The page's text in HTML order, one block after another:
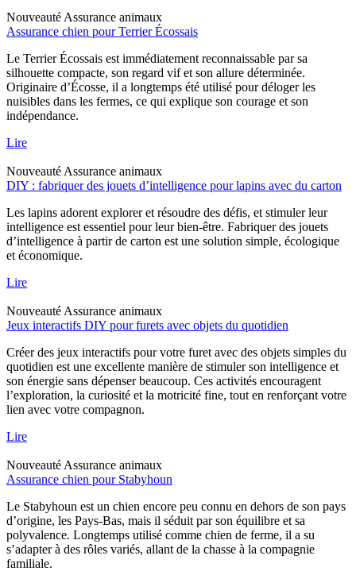
Nouveauté Assurance animaux
Assurance chien pour Terrier Écossais
Le Terrier Écossais est immédiatement reconnaissable par sa
silhouette compacte, son regard vif et son allure déterminée.
Originaire d’Écosse, il a longtemps été utilisé pour déloger les
nuisibles dans les fermes, ce qui explique son courage et son
indépendance.
Lire
Nouveauté Assurance animaux
DIY : fabriquer des jouets d’intelligence pour lapins avec du carton
Les lapins adorent explorer et résoudre des défis, et stimuler leur
intelligence est essentiel pour leur bien-être. Fabriquer des jouets
d’intelligence à partir de carton est une solution simple, écologique
et économique.
Lire
Nouveauté Assurance animaux
Jeux interactifs DIY pour furets avec objets du quotidien
Créer des jeux interactifs pour votre furet avec des objets simples du
quotidien est une excellente manière de stimuler son intelligence et
son énergie sans dépenser beaucoup. Ces activités encouragent
l’exploration, la curiosité et la motricité fine, tout en renforçant votre
lien avec votre compagnon.
Lire
Nouveauté Assurance animaux
Assurance chien pour Stabyhoun
Le Stabyhoun est un chien encore peu connu en dehors de son pays
d’origine, les Pays-Bas, mais il séduit par son équilibre et sa
polyvalence. Longtemps utilisé comme chien de ferme, il a su
s’adapter à des rôles variés, allant de la chasse à la compagnie
familiale.